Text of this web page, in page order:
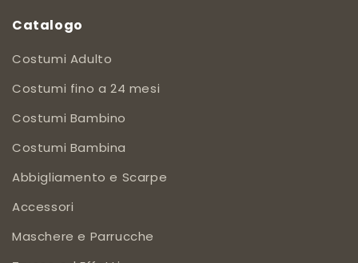
Catalogo
Costumi Adulto
Costumi fino a 24 mesi
Costumi Bambino
Costumi Bambina
Abbigliamento e Scarpe
Accessori
Maschere e Parrucche